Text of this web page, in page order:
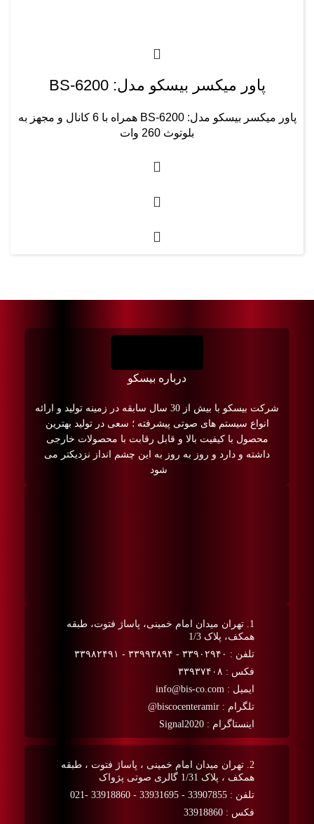
پاور میکسر بیسکو مدل: BS-6200
پاور میکسر بیسکو مدل: BS-6200 همراه با 6 کانال و مجهز به
بلوتوث 260 وات
درباره بیسکو
شرکت بیسکو با بیش از 30 سال سابقه در زمینه تولید و ارائه
انواع سیستم های صوتی پیشرفته ؛ سعی در تولید بهترین
محصول با کیفیت بالا و قابل رقابت با محصولات خارجی
داشته و دارد و روز به روز به این چشم انداز نزدیکتر می
شود
1. تهران میدان امام خمینی، پاساژ فتوت، طبقه
همکف، پلاک 1/3
تلفن : ۳۳۹۰۲۹۴۰ - ۳۳۹۹۳۸۹۴ - ۳۳۹۸۲۴۹۱
فکس : ۳۳۹۳۷۴۰۸
ایمیل : info@bis-co.com
تلگرام : biscocenteramir@
اینستاگرام : Signal2020
2. تهران میدان امام خمینی ، پاساژ فتوت ، طبقه
همکف ، پلاک 1/31 گالری صوتی پژواک
تلفن : 33907855 - 33931695 - 33918860 -021
فکس : 33918860